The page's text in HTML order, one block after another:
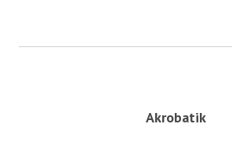
Akrobatik